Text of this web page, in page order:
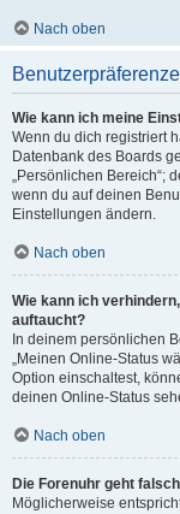
Nach oben
Wie kann ich meine
Wenn du dich registriert
Datenbank des Boards
„Persönlichen Bereich“;
wenn du auf deinen
Einstellungen ändern.
Nach oben
Wie kann ich
auftaucht?
In deinem persönlichen
„Meinen Online-Status
Option einschaltest,
deinen Online-Status
Nach oben
Die Forenuhr geht
Möglicherweise